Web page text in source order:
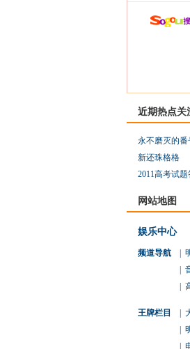
近期热点关
永不磨灭的番
新还珠格格
2011高考试题
网站地图
娱乐中心
频道导航
王牌栏目